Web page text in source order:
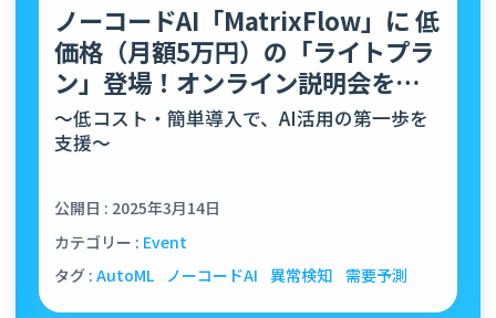
ノーコードAI「MatrixFlow」に 低
価格（月額5万円）の「ライトプラ
ン」登場！オンライン説明会を開
催
～低コスト・簡単導入で、AI活用の第一歩を
支援～
公開日 : 2025年3月14日
カテゴリー : Event
タグ : AutoML ノーコードAI 異常検知 需要予測